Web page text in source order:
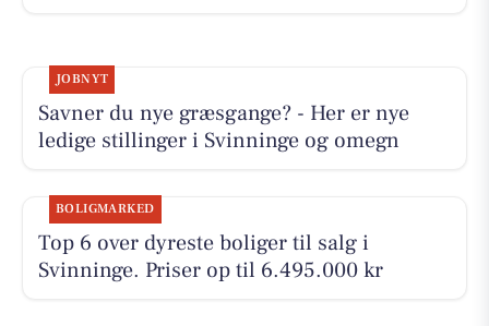
JOBNYT
Savner du nye græsgange? - Her er nye
ledige stillinger i Svinninge og omegn
BOLIGMARKED
Top 6 over dyreste boliger til salg i
Svinninge. Priser op til 6.495.000 kr